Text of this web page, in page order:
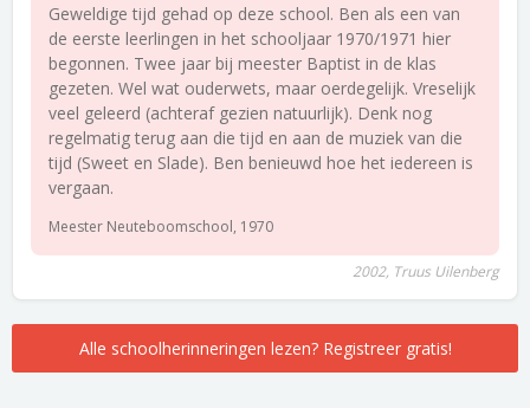
Geweldige tijd gehad op deze school. Ben als een van
de eerste leerlingen in het schooljaar 1970/1971 hier
begonnen. Twee jaar bij meester Baptist in de klas
gezeten. Wel wat ouderwets, maar oerdegelijk. Vreselijk
veel geleerd (achteraf gezien natuurlijk). Denk nog
regelmatig terug aan die tijd en aan de muziek van die
tijd (Sweet en Slade). Ben benieuwd hoe het iedereen is
vergaan.
Meester Neuteboomschool, 1970
2002, Truus Uilenberg
Alle schoolherinneringen lezen? Registreer gratis!